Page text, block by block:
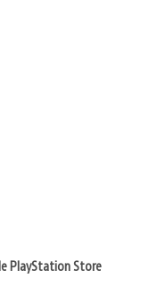
PlayStation Store